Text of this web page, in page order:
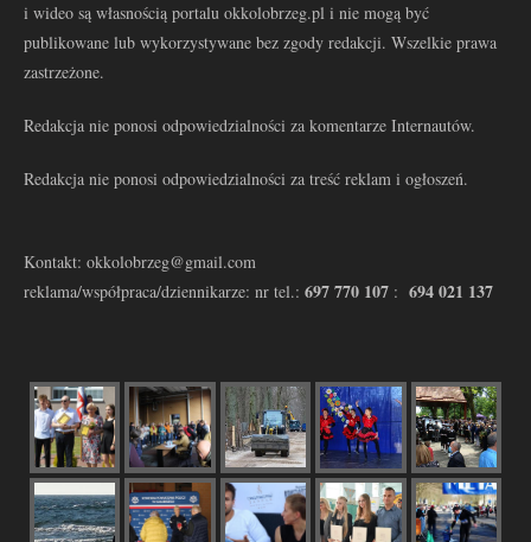
i wideo są własnością portalu okkolobrzeg.pl i nie mogą być
publikowane lub wykorzystywane bez zgody redakcji. Wszelkie prawa
zastrzeżone.
Redakcja nie ponosi odpowiedzialności za komentarze Internautów.
Redakcja nie ponosi odpowiedzialności za treść reklam i ogłoszeń.
Kontakt: okkolobrzeg@gmail.com
reklama/współpraca/dziennikarze: nr tel.: 697 770 107 : 694 021 137